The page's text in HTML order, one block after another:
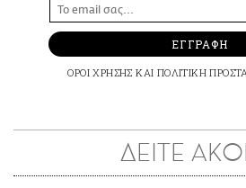
ΕΓΓΡΑΦΗ
ΟΡΟΙ ΧΡΗΣΗΣ ΚΑΙ ΠΟΛΙΤΙΚΗ
ΔΕΙΤΕ